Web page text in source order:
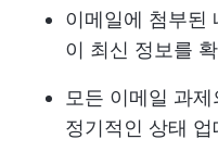
이메일에 첨부된
이 최신 정보를
모든 이메일 과
정기적인 상태